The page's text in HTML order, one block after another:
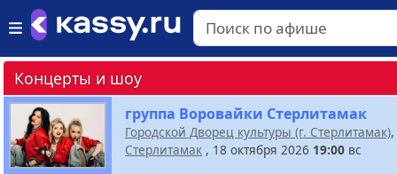
Концерты и шоу
группа Воровайки Стерлитамак
Городской Дворец культуры (г. Стерлитамак),
Стерлитамак , 18 октября 2026 19:00 вс